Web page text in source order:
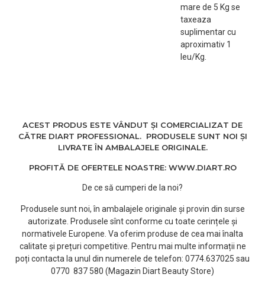
mare de 5 Kg se
taxeaza
suplimentar cu
aproximativ 1
leu/Kg.
ACEST PRODUS ESTE VÂNDUT ȘI COMERCIALIZAT DE
CĂTRE DIART PROFESSIONAL. PRODUSELE SUNT NOI ȘI
LIVRATE ÎN AMBALAJELE ORIGINALE.
PROFITĂ DE OFERTELE NOASTRE: WWW.DIART.RO
De ce să cumperi de la noi?
Produsele sunt noi, în ambalajele originale și provin din surse
autorizate. Produsele sînt conforme cu toate cerințele și
normativele Europene. Va oferim produse de cea mai înalta
calitate și prețuri competitive. Pentru mai multe informații ne
poți contacta la unul din numerele de telefon: 0774.637025 sau
0770 837 580 (Magazin Diart Beauty Store)